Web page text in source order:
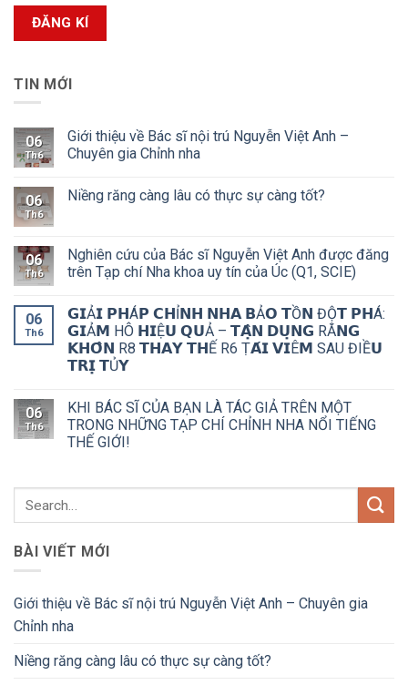
TIN MỚI
06
Th6
Giới thiệu về Bác sĩ nội trú Nguyễn Việt Anh –
Chuyên gia Chỉnh nha
06
Th6
Niềng răng càng lâu có thực sự càng tốt?
06
Th6
Nghiên cứu của Bác sĩ Nguyễn Việt Anh được đăng
trên Tạp chí Nha khoa uy tín của Úc (Q1, SCIE)
06
Th6
𝗚𝗜Ả𝗜 𝗣𝗛Á𝗣 𝗖𝗛Ỉ𝗡𝗛 𝗡𝗛𝗔 𝗕Ả𝗢 𝗧Ồ𝗡 ĐỘ̣𝗧 𝗣𝗛Á:
𝗚𝗜Ả𝗠 HÔ 𝗛𝗜Ệ𝗨 𝗤𝗨Ả – 𝗧𝗔̣̂𝗡 𝗗𝗨̣𝗡𝗚 RĂ𝗡𝗚
𝗞𝗛𝗢̂𝗡 R8 𝗧𝗛𝗔𝗬 𝗧𝗛Ế R6 Ṭ𝗔́𝗜 𝗩𝗜Ê𝗠 SAU ĐIỀ𝗨
𝗧𝗥𝗜̣ 𝗧Ủ𝗬
06
Th6
KHI BÁC SĨ CỦA BẠN LÀ TÁC GIẢ TRÊN MỘT
TRONG NHỮNG TẠP CHÍ CHỈNH NHA NỔI TIẾNG
THẾ GIỚI!
BÀI VIẾT MỚI
Giới thiệu về Bác sĩ nội trú Nguyễn Việt Anh – Chuyên gia
Chỉnh nha
Niềng răng càng lâu có thực sự càng tốt?